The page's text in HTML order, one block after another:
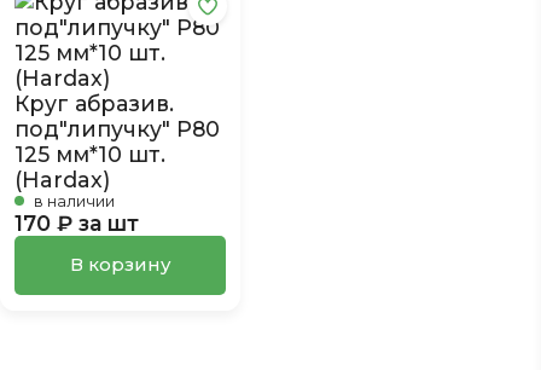
Круг абразив.
под"липучку" Р80
125 мм*10 шт.
(Hardax)
в наличии
170 ₽ за шт
В корзину